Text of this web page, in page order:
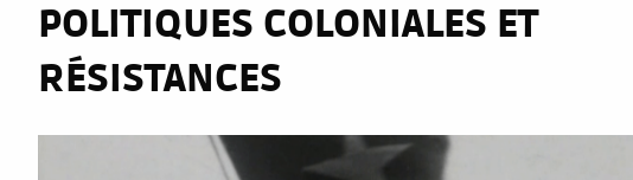
POLITIQUES COLONIALES ET
RÉSISTANCES